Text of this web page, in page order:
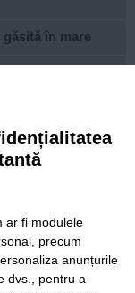
în mare
Socială
de Timiș,
cutter de tatăl
ar fi modulele
precum
anunțurile
dvs., pentru a